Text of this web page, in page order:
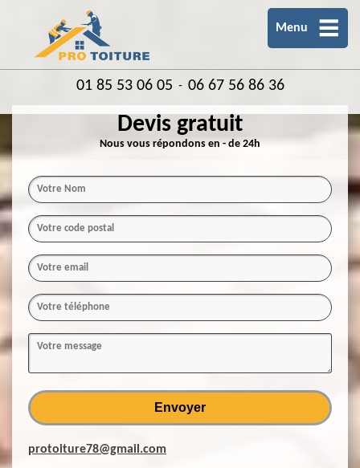
Menu
01 85 53 06 05 - 06 67 56 86 36
Devis gratuit
Nous vous répondons en - de 24h
protoiture78@gmail.com